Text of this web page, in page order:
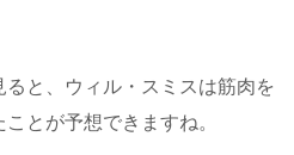
と、ウィル・スミスは筋肉を
とが予想できますね。